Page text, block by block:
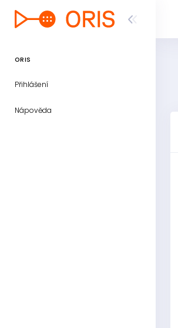
ORIS
Přihlášení
Nápověda